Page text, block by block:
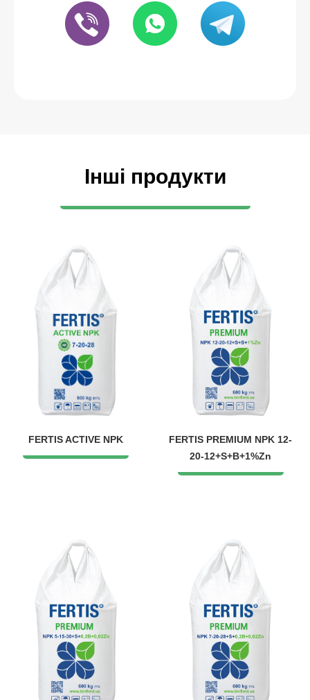
Інші продукти
FERTIS ACTIVE NPK
FERTIS PREMIUM NPK 12-
20-12+S+B+1%Zn